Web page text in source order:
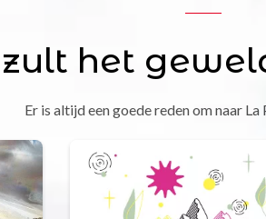
het
Er is altijd een goede reden om naar